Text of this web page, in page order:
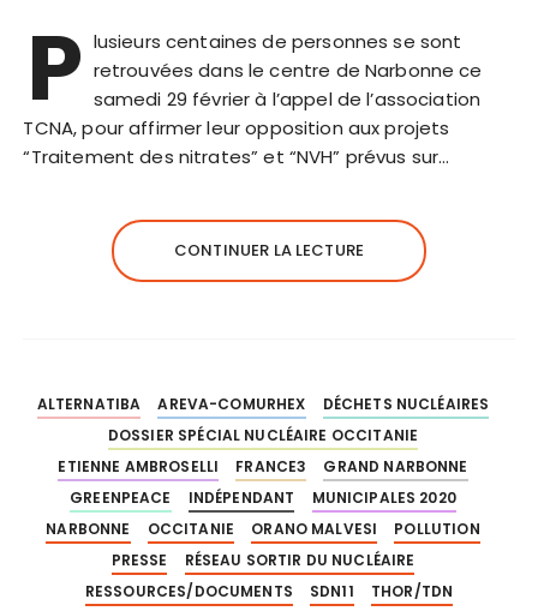
P lusieurs centaines de personnes se sont
retrouvées dans le centre de Narbonne ce
samedi 29 février à l’appel de l’association
TCNA, pour affirmer leur opposition aux projets
“Traitement des nitrates” et “NVH” prévus sur…
CONTINUER LA LECTURE
ALTERNATIBA AREVA-COMURHEX
DÉCHETS NUCLÉAIRES
DOSSIER SPÉCIAL NUCLÉAIRE OCCITANIE
ETIENNE AMBROSELLI
FRANCE3
GRAND NARBONNE
GREENPEACE
INDÉPENDANT
MUNICIPALES 2020
NARBONNE
OCCITANIE ORANO MALVESI
POLLUTION
PRESSE
RÉSEAU SORTIR DU NUCLÉAIRE
RESSOURCES/DOCUMENTS
SDN11 THOR/TDN